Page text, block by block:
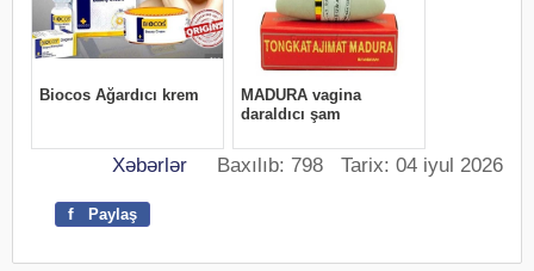
Xəbərlər Baxılıb: 798 Tarix: 04 iyul 2026
f Paylaş